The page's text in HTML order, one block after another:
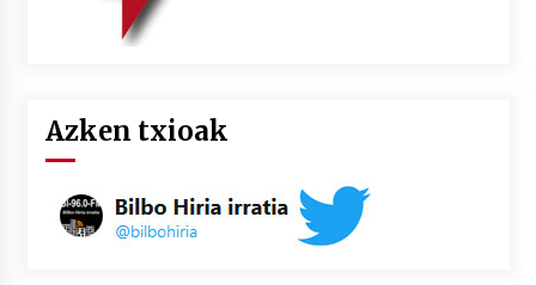
Azken txioak